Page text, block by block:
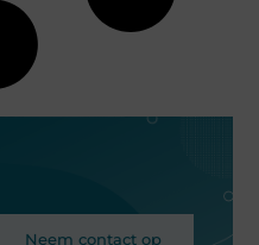
Neem contact op